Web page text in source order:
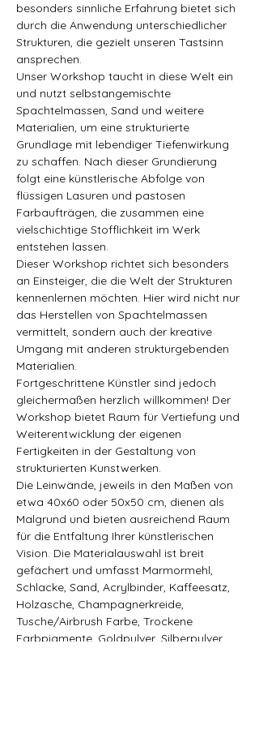
besonders sinnliche Erfahrung bietet sich
durch die Anwendung unterschiedlicher
Strukturen, die gezielt unseren Tastsinn
ansprechen.
Unser Workshop taucht in diese Welt ein
und nutzt selbstangemischte
Spachtelmassen, Sand und weitere
Materialien, um eine strukturierte
Grundlage mit lebendiger Tiefenwirkung
zu schaffen. Nach dieser Grundierung
folgt eine künstlerische Abfolge von
flüssigen Lasuren und pastosen
Farbaufträgen, die zusammen eine
vielschichtige Stofflichkeit im Werk
entstehen lassen.
Dieser Workshop richtet sich besonders
an Einsteiger, die die Welt der Strukturen
kennenlernen möchten. Hier wird nicht nur
das Herstellen von Spachtelmassen
vermittelt, sondern auch der kreative
Umgang mit anderen strukturgebenden
Materialien.
Fortgeschrittene Künstler sind jedoch
gleichermaßen herzlich willkommen! Der
Workshop bietet Raum für Vertiefung und
Weiterentwicklung der eigenen
Fertigkeiten in der Gestaltung von
strukturierten Kunstwerken.
Die Leinwände, jeweils in den Maßen von
etwa 40x60 oder 50x50 cm, dienen als
Malgrund und bieten ausreichend Raum
für die Entfaltung Ihrer künstlerischen
Vision. Die Materialauswahl ist breit
gefächert und umfasst Marmormehl,
Schlacke, Sand, Acrylbinder, Kaffeesatz,
Holzasche, Champagnerkreide,
Tusche/Airbrush Farbe, Trockene
Farbpigmente, Goldpulver, Silberpulver,